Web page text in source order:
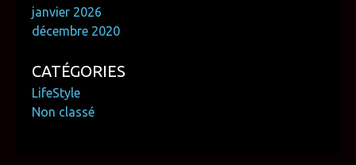
janvier 2026
décembre 2020
CATÉGORIES
LifeStyle
Non classé